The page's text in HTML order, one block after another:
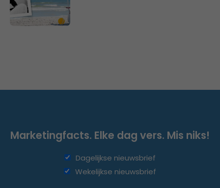
Marketingfacts. Elke dag vers. Mis niks!
Dagelijkse nieuwsbrief
Wekelijkse nieuwsbrief